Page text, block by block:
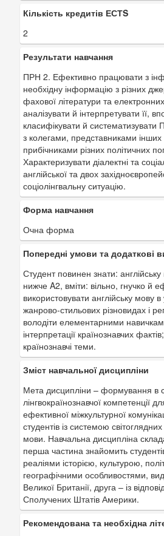
Кількість кредитів ЕСТS
2
Результати навчання
ПРН 2. Ефективно працювати з
необхідну інформацію з різних
фахової літератури та
аналізувати й інтерпретувати її,
класифікувати й
з колегами, представниками інших
прибічниками різних політичних
Характеризувати діалектні та
англійської та двох
соціолінгвальну ситуацію.
Форма навчання
Очна форма
Попередні умови та додаткові
Студент повинен знати:
нижче A2, вміти: вільно, гнучко й
використовувати англійську мову
жанрово-стильових різновидах і
володіти елементарними
інтерпретації країнознавчих
країнознавчі теми.
Зміст навчальної дисципліни
Мета дисципліни – формування в
лінгвокраїнознавчої компетенції
ефективної міжкультурної
студентів із системою
мови. Навчальна дисципліна
перша частина знайомить
реаліями історією, культурою,
географічними особливостями,
Великої Британії, друга – із
Сполучених Штатів Америки.
Рекомендована та необхідна